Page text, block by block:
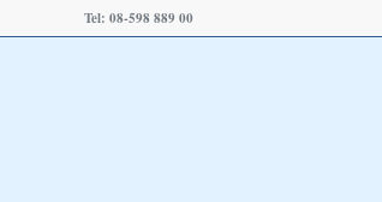
Tel: 08-598 889 00